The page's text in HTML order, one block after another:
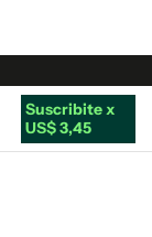
Suscribite x
US$ 3,45